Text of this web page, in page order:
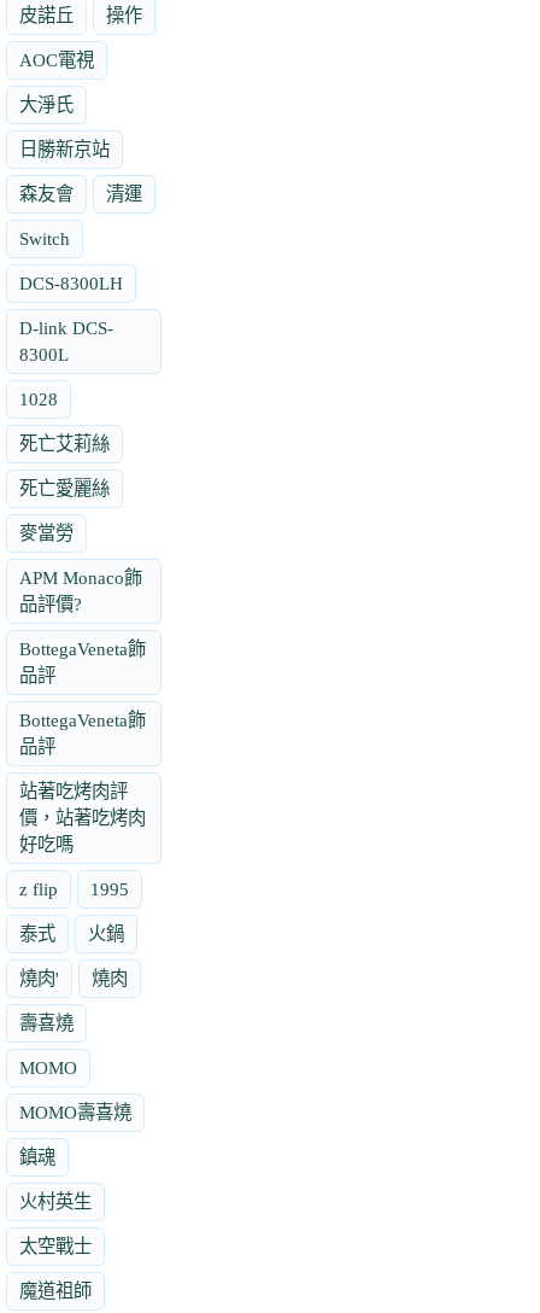
皮諾丘 操作
AOC電視
大淨氏
日勝新京站
森友會 清運
Switch
DCS-8300LH
D-link DCS-
8300L
1028
死亡艾莉絲
死亡愛麗絲
麥當勞
APM Monaco飾
品評價?
BottegaVeneta飾
品評
BottegaVeneta飾
品評
站著吃烤肉評
價，站著吃烤肉
好吃嗎
z flip 1995
泰式 火鍋
燒肉' 燒肉
壽喜燒
MOMO
MOMO壽喜燒
鎮魂
火村英生
太空戰士
魔道祖師